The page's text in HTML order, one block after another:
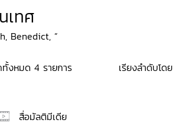
เทศ
Benedict, ”
งหมด 4 รายการ เรียงลำดับโดย
สื่อมัลติมีเดีย